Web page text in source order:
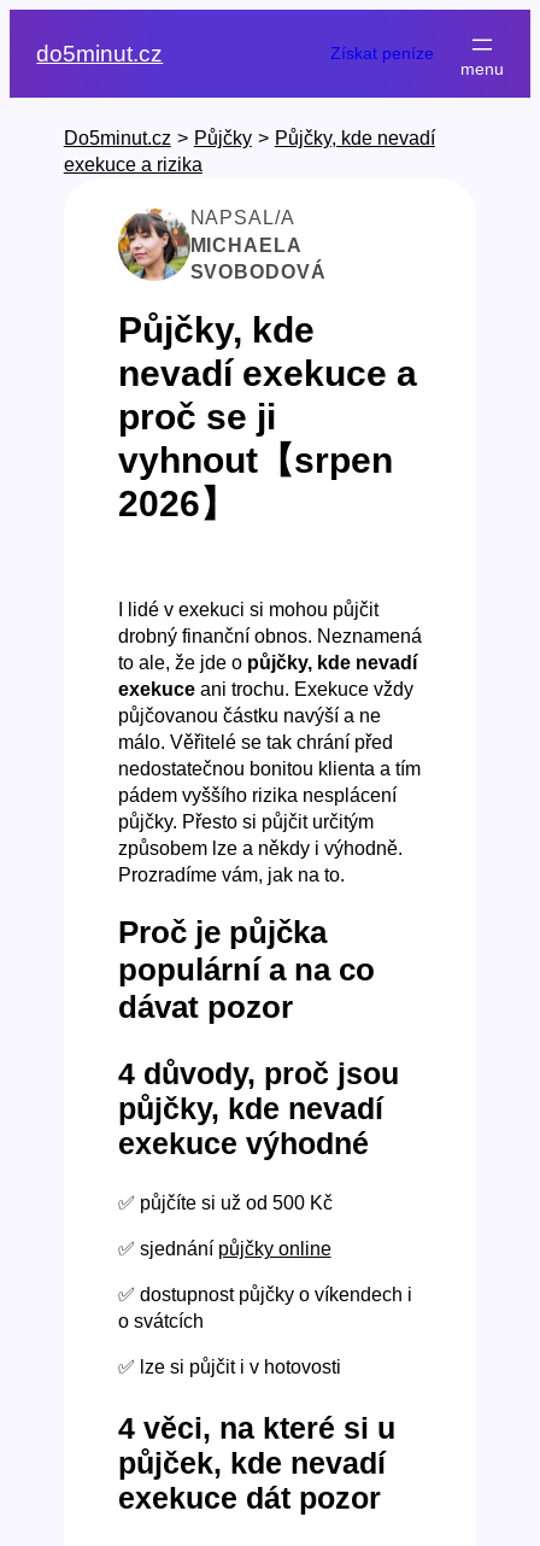
do5minut.cz Získat peníze
Do5minut.cz > Půjčky > Půjčky, kde nevadí
exekuce a rizika
NAPSAL/A
MICHAELA
SVOBODOVÁ
Půjčky, kde
nevadí exekuce a
proč se ji
vyhnout【srpen
2026】
I lidé v exekuci si mohou půjčit
drobný finanční obnos. Neznamená
to ale, že jde o půjčky, kde nevadí
exekuceani trochu. Exekuce vždy
půjčovanou částku navýší a ne
málo. Věřitelé se tak chrání před
nedostatečnou bonitou klienta a tím
pádem vyššího rizika nesplácení
půjčky. Přesto si půjčit určitým
způsobem lze a někdy i výhodně.
Prozradíme vám, jak na to.
Proč je půjčka
populární a na co
dávat pozor
4 důvody, proč jsou
půjčky, kde nevadí
exekuce výhodné
✅ půjčíte si už od 500 Kč
✅ sjednání půjčky online
✅ dostupnost půjčky o víkendech i
o svátcích
✅ lze si půjčit i v hotovosti
4 věci, na které si u
půjček, kde nevadí
exekuce dát pozor